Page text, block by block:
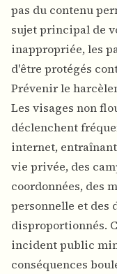
pas du contenu
sujet principal de
inappropriée, les
d'être protégés
Prévenir le
Les visages non
déclenchent
internet,
vie privée, des
coordonnées, des
personnelle et des
disproportionnés.
incident public
conséquences